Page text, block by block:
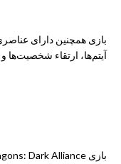
بازی همچنین دارای
آیتم‌ها، ارتقاء شخصیت‌ها